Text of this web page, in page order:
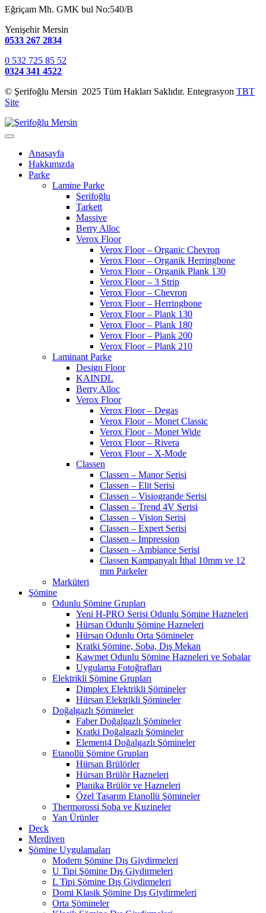
Eğriçam Mh. GMK bul No:540/B
Yenişehir Mersin
0533 267 2834
0 532 725 85 52
0324 341 4522
© Şerifoğlu Mersin 2025 Tüm Hakları Saklıdır. Entegrasyon TBT
Site
Anasayfa
Hakkımızda
Parke
Lamine Parke
Şerifoğlu
Tarkett
Massive
Berry Alloc
Verox Floor
Verox Floor – Organic Chevron
Verox Floor – Organik Herringbone
Verox Floor – Organik Plank 130
Verox Floor – 3 Strip
Verox Floor – Chevron
Verox Floor – Herringbone
Verox Floor – Plank 130
Verox Floor – Plank 180
Verox Floor – Plank 200
Verox Floor – Plank 210
Laminant Parke
Design Floor
KAINDL
Berry Alloc
Verox Floor
Verox Floor – Degas
Verox Floor – Monet Classic
Verox Floor – Monet Wide
Verox Floor – Rivera
Verox Floor – X-Mode
Classen
Classen – Manor Serisi
Classen – Elit Serisi
Classen – Visiogrande Serisi
Classen – Trend 4V Serisi
Classen – Vision Serisi
Classen – Expert Serisi
Classen – Impression
Classen – Ambiance Serisi
Classen Kampanyalı İthal 10mm ve 12
mm Parkeler
Marküteri
Şömine
Odunlu Şömine Grupları
Yeni H-PRO Serisi Odunlu Şömine Hazneleri
Hürsan Odunlu Şömine Hazneleri
Hürsan Odunlu Orta Şömineler
Kratki Şömine, Soba, Dış Mekan
Kawmet Odunlu Şömine Hazneleri ve Sobalar
Uygulama Fotoğrafları
Elektrikli Şömine Grupları
Dimplex Elektrikli Şömineler
Hürsan Elektrikli Şömineler
Doğalgazlı Şömineler
Faber Doğalgazlı Şömineler
Kratki Doğalgazlı Şömineler
Element4 Doğalgazlı Şömineler
Etanollü Şömine Grupları
Hürsan Brülörler
Hürsan Brülör Hazneleri
Planika Brülör ve Hazneleri
Özel Tasarım Etanollü Şömineler
Thermorossi Soba ve Kuzineler
Yan Ürünler
Deck
Merdiven
Şömine Uygulamaları
Modern Şömine Dış Giydirmeleri
U Tipi Şömine Dış Giydirmeleri
L Tipi Şömine Dış Giydirmeleri
Domi Klasik Şömine Dış Giydirmeleri
Orta Şömineler